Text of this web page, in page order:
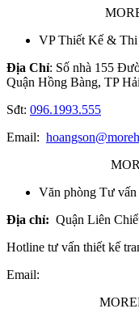
VP Thiết Kế & Thi
Địa Chỉ: Số nhà 155
Quận Hồng Bàng, TP
Sđt: 096.1993.555
Email:
Văn phòng Tư vấn
Địa chỉ: Quận Liên
Hotline tư vấn thiết kế
Email: